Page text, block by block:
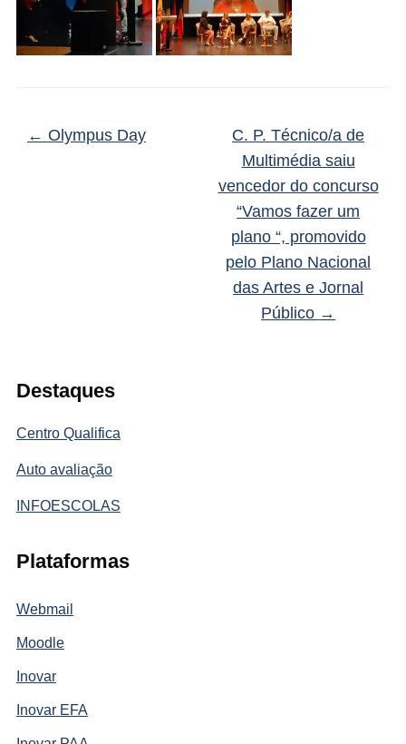
Destaques
Centro Qualifica
Auto avaliação
INFOESCOLAS
Plataformas
Webmail
Moodle
Inovar
Inovar EFA
← Olympus Day
C. P. Técnico/a de
Multimédia saiu
vencedor do concurso
“Vamos fazer um
plano “, promovido
pelo Plano Nacional
das Artes e Jornal
Público →